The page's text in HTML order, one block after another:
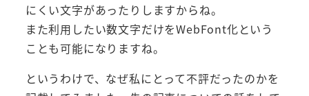
にくい文字があったりしますからね。
また利用したい数文字だけをWebFont化という
ことも可能になりますね。
というわけで、なぜ私にとって不評だったのかを